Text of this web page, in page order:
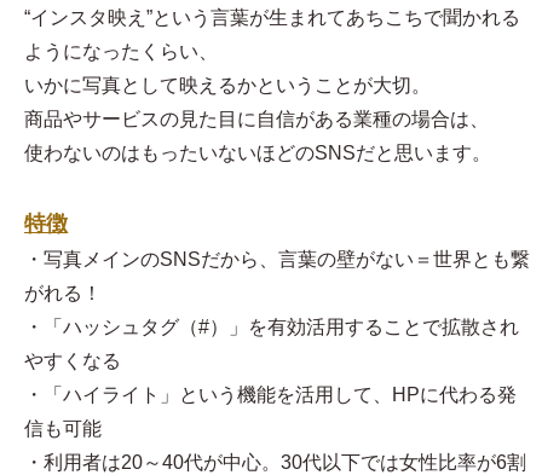
“インスタ映え”という言葉が生まれてあちこちで聞かれる
ようになったくらい、
いかに写真として映えるかということが大切。
商品やサービスの見た目に自信がある業種の場合は、
使わないのはもったいないほどのSNSだと思います。
特徴
・写真メインのSNSだから、言葉の壁がない＝世界とも繋
がれる！
・「ハッシュタグ（#）」を有効活用することで拡散され
やすくなる
・「ハイライト」という機能を活用して、HPに代わる発
信も可能
・利用者は20～40代が中心。30代以下では女性比率が6割